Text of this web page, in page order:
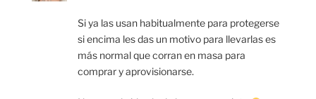
Si ya las usan habitualmente para protegerse
si encima les das un motivo para llevarlas es
más normal que corran en masa para
comprar y aprovisionarse.